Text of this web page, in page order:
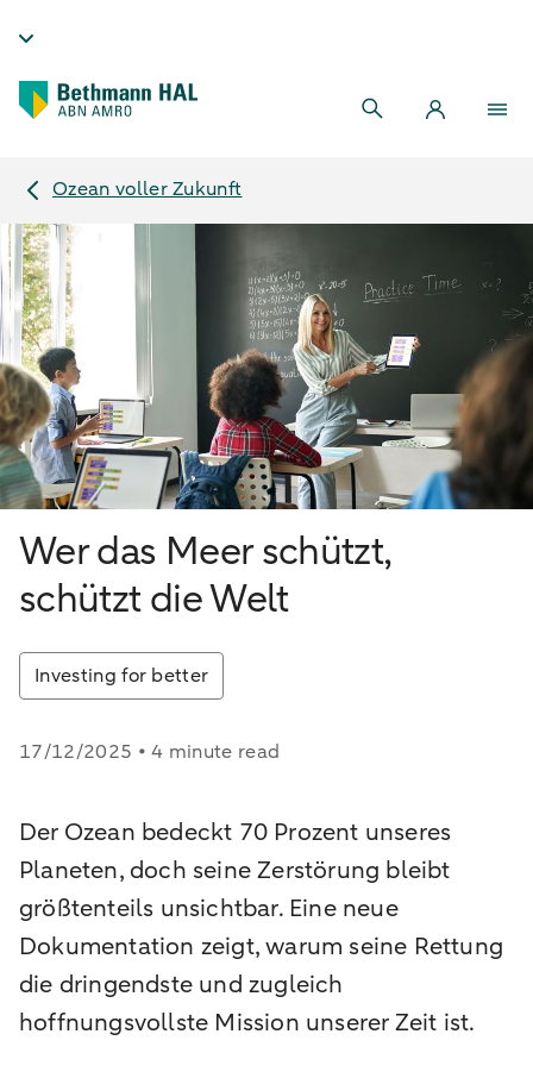
Ozean voller Zukunft
Wer das Meer schützt,
schützt die Welt
Investing for better
17/12/2025 • 4 minute read
Der Ozean bedeckt 70 Prozent unseres
Planeten, doch seine Zerstörung bleibt
größtenteils unsichtbar. Eine neue
Dokumentation zeigt, warum seine Rettung
die dringendste und zugleich
hoffnungsvollste Mission unserer Zeit ist.